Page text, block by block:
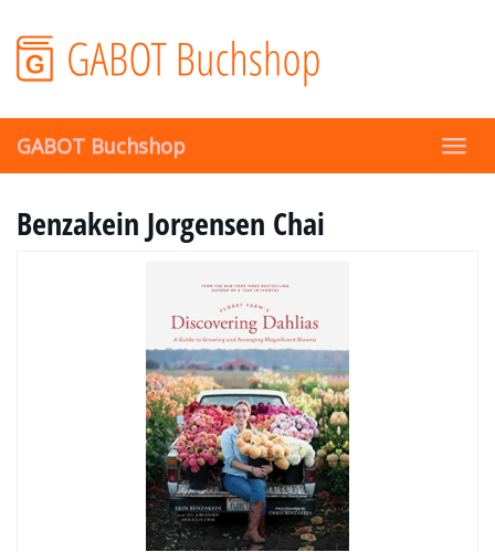
main
content
GABOT Buchshop
Benzakein Jorgensen Chai